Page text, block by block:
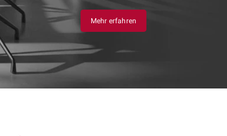
Mehr erfahren